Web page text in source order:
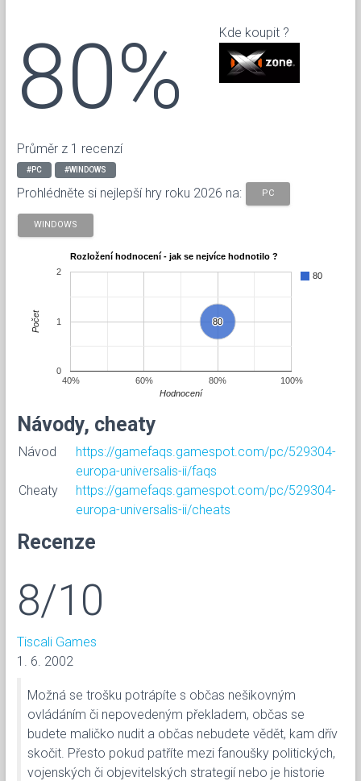
80%
Průměr z 1 recenzí
Kde koupit ?
#PC #WINDOWS
Prohlédněte si nejlepší hry roku 2026 na: PC
WINDOWS
Rozložení hodnocení - jak se nejvíce hodnotilo ?
80
80
80
40% 60% 80% 100%
0
1
2
Hodnocení
Počet
Návody, cheaty
Návod
https://gamefaqs.gamespot.com/pc/529304-
europa-universalis-ii/faqs
Cheaty
https://gamefaqs.gamespot.com/pc/529304-
europa-universalis-ii/cheats
Recenze
8/10
Tiscali Games
1. 6. 2002
Možná se trošku potrápíte s občas nešikovným
ovládáním či nepovedeným překladem, občas se
budete maličko nudit a občas nebudete vědět, kam dřív
skočit. Přesto pokud patříte mezi fanoušky politických,
vojenských či objevitelských strategií nebo je historie